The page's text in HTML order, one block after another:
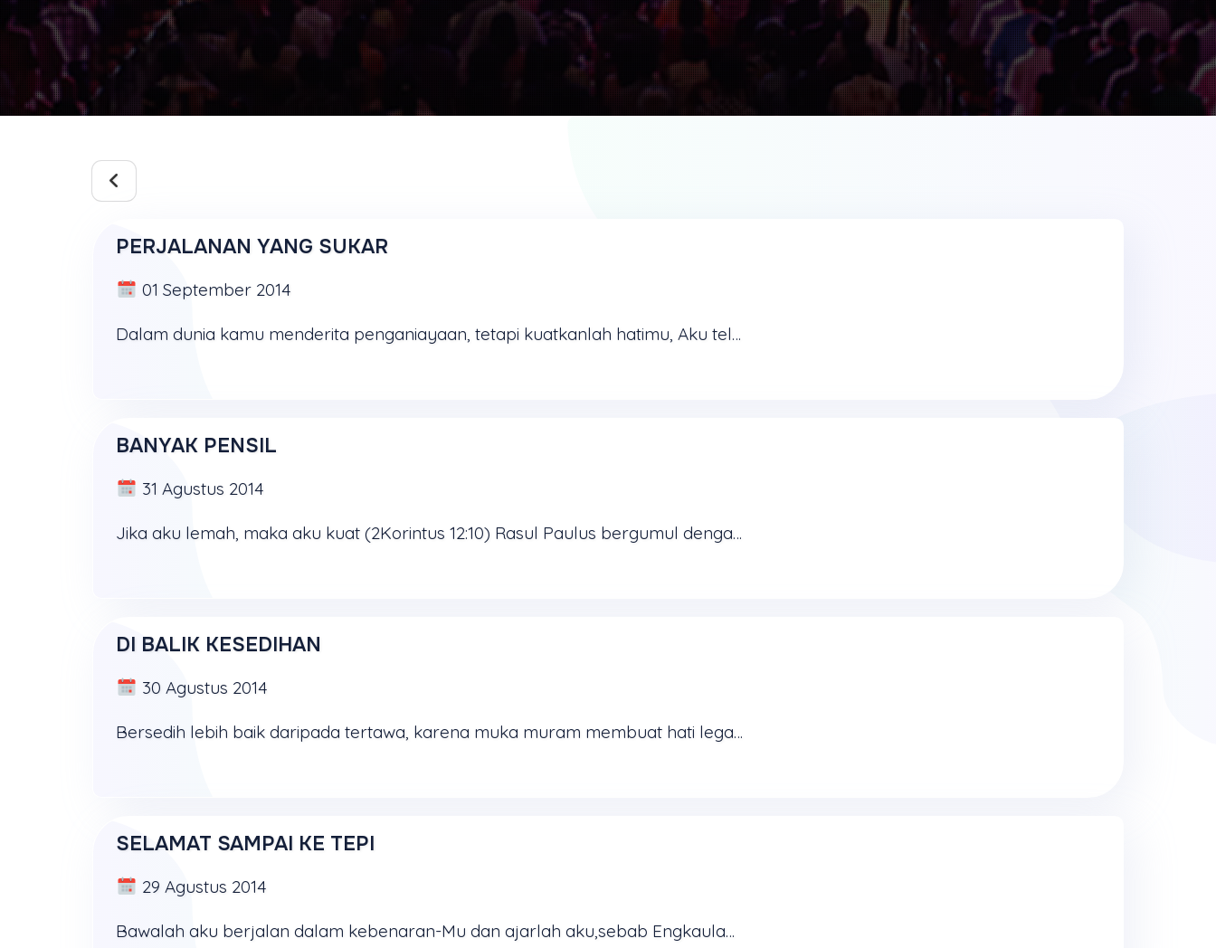
PERJALANAN YANG SUKAR
01 September 2014
Dalam dunia kamu menderita penganiayaan, tetapi kuatkanlah hatimu, Aku telah mengalahkan dunia (Yohanes 16:33) Yesus berkata bahwa perjalanan hidup kita menjadi sukar jika kita ingin mengikut Dia. ...
BANYAK PENSIL
31 Agustus 2014
Jika aku lemah, maka aku kuat (2Korintus 12:10) Rasul Paulus bergumul dengan apa yang disebutnya duri di dalam daging (2Korintus 12:7). Namun, ia mendapati bahwa dalam kelemahannya ia mengalami ...
DI BALIK KESEDIHAN
30 Agustus 2014
Bersedih lebih baik daripada tertawa, karena muka muram membuat hati lega (Pengkhotbah 7:3) Kesedihan bisa berguna bagi jiwa kita. Kesedihan dapat menyingkapkan hal-hal yang tersembunyi dalam diri ...
SELAMAT SAMPAI KE TEPI
29 Agustus 2014
Bawalah aku berjalan dalam kebenaran-Mu dan ajarlah aku,sebab Engkaulah Allah yang menyelamatkan aku, Engkau kunanti- nantikan sepanjang hari (Mazmur 25:5) Benda apakah yang mampu mengarungi ...